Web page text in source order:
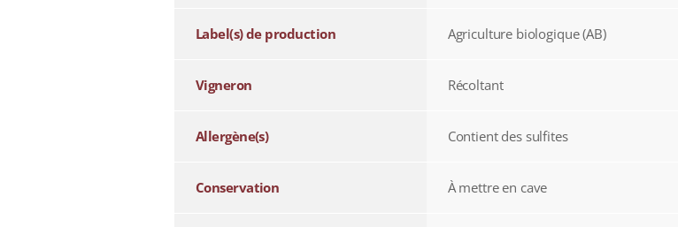
Label(s) de production Agriculture biologique (AB)
Vigneron Récoltant
Allergène(s) Contient des sulfites
Conservation À mettre en cave